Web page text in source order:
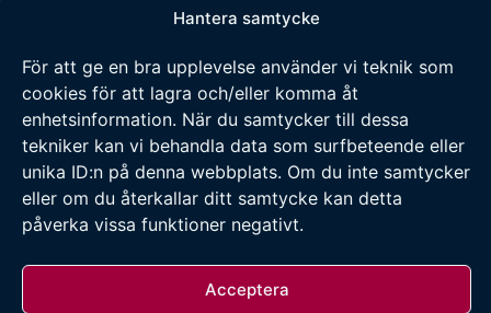
Hantera samtycke
För att ge en bra upplevelse använder vi teknik som
cookies för att lagra och/eller komma åt
enhetsinformation. När du samtycker till dessa
tekniker kan vi behandla data som surfbeteende eller
unika ID:n på denna webbplats. Om du inte samtycker
eller om du återkallar ditt samtycke kan detta
påverka vissa funktioner negativt.
Acceptera
och i stort sett allt annat
stabil då det blåser
Sämsta egenskaper:Kolerisk,
störande tidsoptimist och ofta
för hjälpsam
© 2026 Umebladet.se | Innehållet får återpubliceras